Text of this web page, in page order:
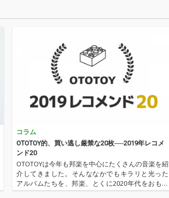
コラム
OTOTOY的、買い逃し厳禁な20枚──2019年レコメ
ンド20
OTOTOYは今年も邦楽を中心にたくさんの音楽を紹
介してきました。そんななかでもキラリと光った
アルバムたちを、邦楽、とくに2020年代をおもし
ろくしてくれそうなフレッシュなアーティストの